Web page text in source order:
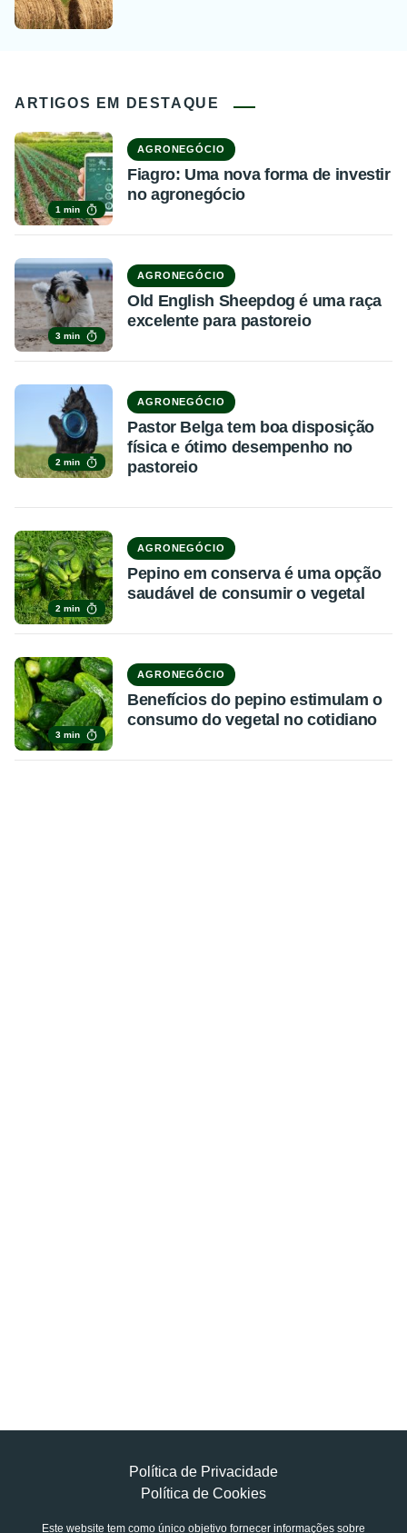
ARTIGOS EM DESTAQUE
1 min
AGRONEGÓCIO
Fiagro: Uma nova forma de investir
no agronegócio
3 min
AGRONEGÓCIO
Old English Sheepdog é uma raça
excelente para pastoreio
2 min
AGRONEGÓCIO
Pastor Belga tem boa disposição
física e ótimo desempenho no
pastoreio
2 min
AGRONEGÓCIO
Pepino em conserva é uma opção
saudável de consumir o vegetal
3 min
AGRONEGÓCIO
Benefícios do pepino estimulam o
consumo do vegetal no cotidiano
Política de Privacidade
Política de Cookies
Este website tem como único objetivo fornecer informações sobre